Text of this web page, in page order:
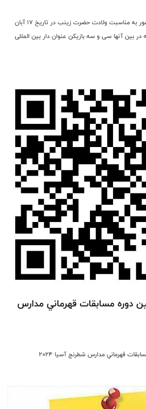
مسابقات قهرمانی سریع کشور به مناسبت ولادت حضرت زینب در تاریخ ۱۷ آبان
بازیکن که در بین آنها سی و سه بازیکن عنوان دار بین المللی
دوره مسابقات قهرماني مدارس
قهرماني مدارس شطرنج آسيا ۲۰۲۴